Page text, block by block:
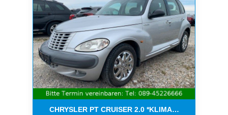
CHRYSLER PT CRUISER 2.0